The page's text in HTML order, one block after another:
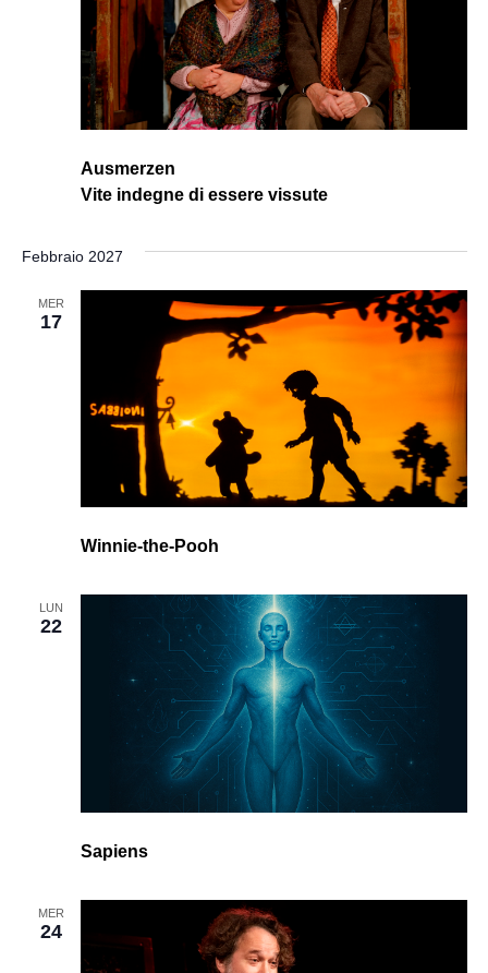
Ausmerzen
Vite indegne di essere vissute
Febbraio 2027
MER
17
Winnie-the-Pooh
LUN
22
Sapiens
MER
24